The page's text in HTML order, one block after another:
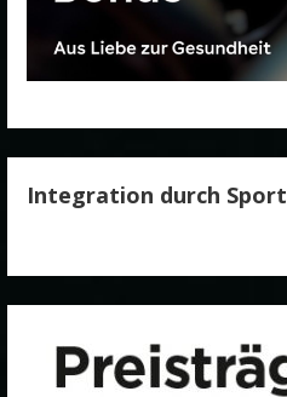
Integration durch Sport